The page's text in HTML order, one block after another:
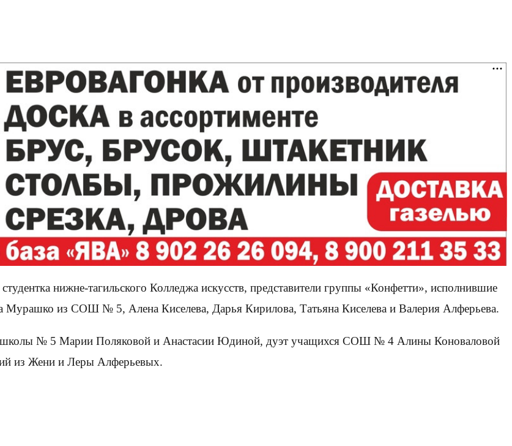
нижне-тагильского Колледжа искусств, представители группы «Конфетти», исполнившие
из СОШ № 5, Алена Киселева, Дарья Кирилова, Татьяна Киселева и Валерия Алферьева.
школы № 5 Марии Поляковой и Анастасии Юдиной, дуэт учащихся СОШ № 4 Алины Коноваловой
из Жени и Леры Алферьевых.